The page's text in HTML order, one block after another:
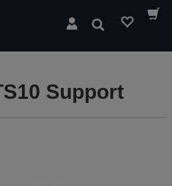
Rechercher
Support